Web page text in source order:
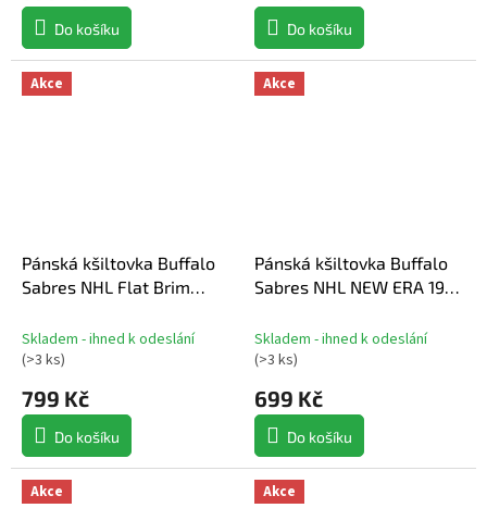
Do košíku Do košíku
Akce
Pánská kšiltovka Buffalo
Sabres NHL Flat Brim
Skladem - ihned k odeslání
(>3 ks)
799 Kč
Do košíku
Akce
Pánská kšiltovka Buffalo
Sabres NHL NEW ERA 1920
Skladem - ihned k odeslání
(>3 ks)
699 Kč
Do košíku
Akce Akce